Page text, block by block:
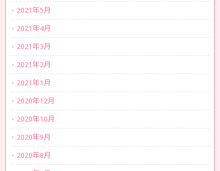
2021年5月
2021年4月
2021年3月
2021年2月
2021年1月
2020年12月
2020年10月
2020年9月
2020年8月